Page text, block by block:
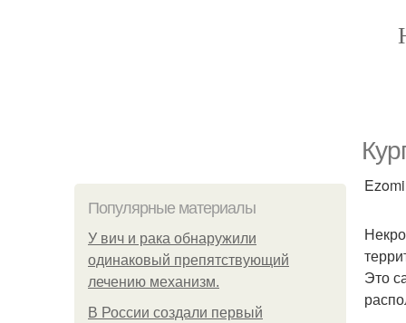
Популярные материалы
У вич и рака обнаружили
одинаковый препятствующий
лечению механизм.
В России создали первый
Это